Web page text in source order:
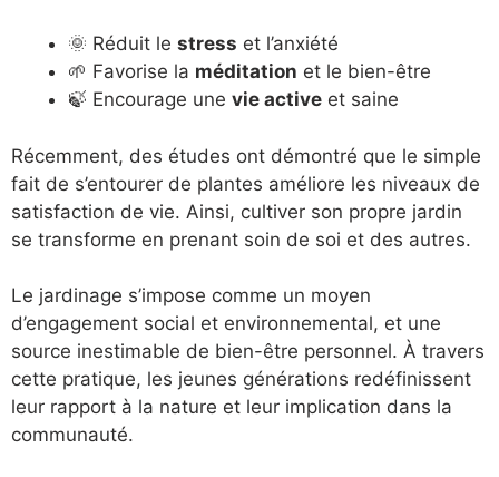
🌞 Réduit le stress et l’anxiété
🌱 Favorise la méditation et le bien-être
🍃 Encourage une vie active et saine
Récemment, des études ont démontré que le simple
fait de s’entourer de plantes améliore les niveaux de
satisfaction de vie. Ainsi, cultiver son propre jardin
se transforme en prenant soin de soi et des autres.
Le jardinage s’impose comme un moyen
d’engagement social et environnemental, et une
source inestimable de bien-être personnel. À travers
cette pratique, les jeunes générations redéfinissent
leur rapport à la nature et leur implication dans la
communauté.